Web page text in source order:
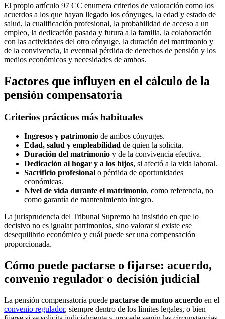
El propio artículo 97 CC enumera criterios de valoración como los
acuerdos a los que hayan llegado los cónyuges, la edad y estado de
salud, la cualificación profesional, la probabilidad de acceso a un
empleo, la dedicación pasada y futura a la familia, la colaboración
con las actividades del otro cónyuge, la duración del matrimonio y
de la convivencia, la eventual pérdida de derechos de pensión y los
medios económicos y necesidades de ambos.
Factores que influyen en el cálculo de la
pensión compensatoria
Criterios prácticos más habituales
Ingresos y patrimonio de ambos cónyuges.
Edad, salud y empleabilidad de quien la solicita.
Duración del matrimonio y de la convivencia efectiva.
Dedicación al hogar y a los hijos, si afectó a la vida laboral.
Sacrificio profesional o pérdida de oportunidades
económicas.
Nivel de vida durante el matrimonio, como referencia, no
como garantía de mantenimiento íntegro.
La jurisprudencia del Tribunal Supremo ha insistido en que lo
decisivo no es igualar patrimonios, sino valorar si existe ese
desequilibrio económico y cuál puede ser una compensación
proporcionada.
Cómo puede pactarse o fijarse: acuerdo,
convenio regulador o decisión judicial
La pensión compensatoria puede pactarse de mutuo acuerdo en el
convenio regulador, siempre dentro de los límites legales, o bien